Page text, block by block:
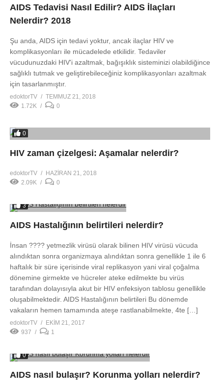
AIDS Tedavisi Nasıl Edilir? AIDS İlaçları
Nelerdir? 2018
Şu anda, AIDS için tedavi yoktur, ancak ilaçlar HIV ve
komplikasyonları ile mücadelede etkilidir. Tedaviler
vücudunuzdaki HIV'i azaltmak, bağışıklık sisteminizi olabildiğince
sağlıklı tutmak ve geliştirebileceğiniz komplikasyonları azaltmak
için tasarlanmıştır.
edoktorTV
TEMMUZ 21, 2018
1.72K
0
0
HIV zaman çizelgesi: Aşamalar nelerdir?
edoktorTV
HAZIRAN 21, 2018
2.09K
0
3
AIDS Hastalığının belirtileri nelerdir?
İnsan ???? yetmezlik virüsü olarak bilinen HIV virüsü vücuda
alındıktan sonra organizmaya alındıktan sonra genellikle 1 ile 6
haftalık bir süre içerisinde viral replikasyon yani viral çoğalma
dönemine girmekte ve hücreler ateke edilmekte bu virüs
tarafından dolayısıyla akut bir HIV enfeksiyon tablosu genellikle
oluşabilmektedir. AIDS Hastalığının belirtileri Bu dönemde
vakaların hemen tamamında ateşe rastlanabilmekte, 4te […]
edoktorTV
EKIM 21, 2017
937
1
0
AIDS nasıl bulaşır? Korunma yolları nelerdir?